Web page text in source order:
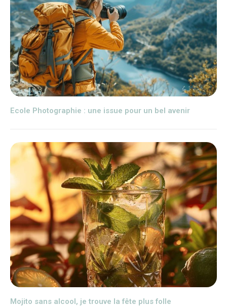
Ecole Photographie : une issue pour un bel avenir
Mojito sans alcool, je trouve la fête plus folle